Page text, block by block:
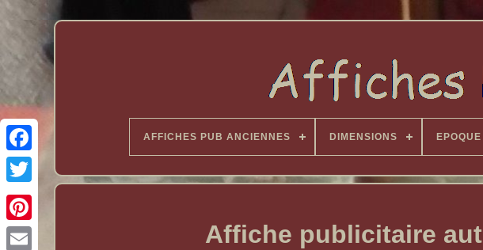
AFFICHES PUB ANCIENNES DIMENSIONS EPOQUE
Affiche publicitaire